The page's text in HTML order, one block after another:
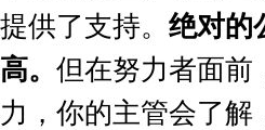
提供了支持。 绝对的
高。 但在努力者面前
力，你的主管会了